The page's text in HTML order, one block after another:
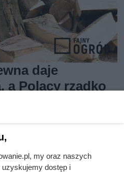
daje
a Polacy rzadko
król
my oraz naszych
uzyskujemy dostęp i